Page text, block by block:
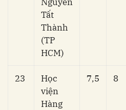
Tất
Thành
(TP
HCM)
23
Học
viện
Hàng
7,5 8